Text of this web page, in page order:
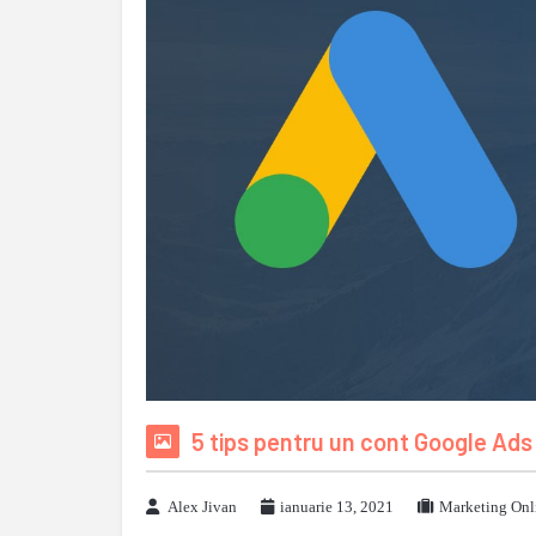
5 tips pentru un cont Google
Alex Jivan ianuarie 13, 2021 Marketing